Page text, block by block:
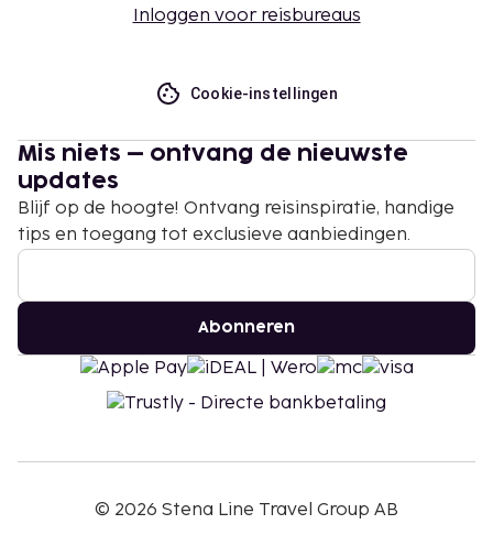
Inloggen voor reisbureaus
Cookie-instellingen
Mis niets – ontvang de nieuwste
updates
Blijf op de hoogte! Ontvang reisinspiratie, handige
tips en toegang tot exclusieve aanbiedingen.
Abonneren
© 2026 Stena Line Travel Group AB